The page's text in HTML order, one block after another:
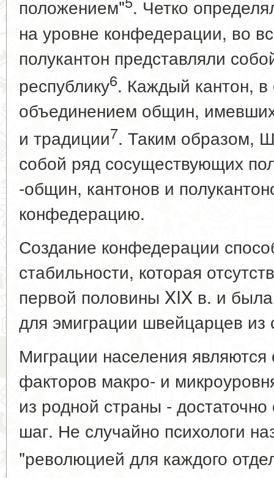
положением" . Четко
на уровне конфедерации, во
полукантон представляли
республику6. Каждый кантон,
объединением общин,
и традиции7. Таким образом,
собой ряд сосуществующих
-общин, кантонов и
конфедерацию.
Создание конфедерации
стабильности, которая
первой половины XIX в. и
для эмиграции швейцарцев из
Миграции населения
факторов макро- и
из родной страны -
шаг. Не случайно психологи
"революцией для каждого